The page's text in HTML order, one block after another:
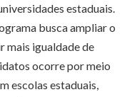
estaduais.
busca ampliar o
mais igualdade de
ocorre por meio
escolas estaduais,